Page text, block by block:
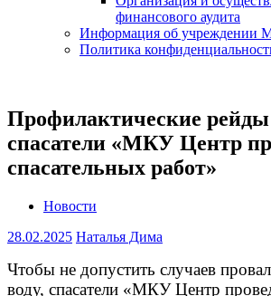
финансового аудита
Информация об учреждении
Политика
Профилактические рейды
спасатели «МКУ Центр
спасательных работ»
Новости
28.02.2025 Наталья Дима
Чтобы не допустить случаев
воду, спасатели «МКУ Центр